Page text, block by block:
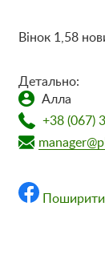
оплати»
Вінок 1,58
Детально:
Алла
+38 (067)